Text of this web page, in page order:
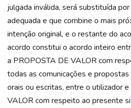
julgada inválida, será substituída
adequada e que combine o mais
intenção original, e o restante do
acordo constitui o acordo inteiro
a PROPOSTA DE VALOR com
todas as comunicações e
orais ou escritas, entre o utilizador
VALOR com respeito ao presente